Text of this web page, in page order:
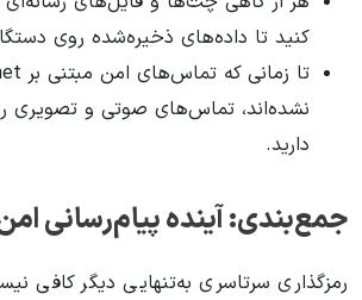
کنید تا داده‌های ذخیره‌شده روی
نشده‌اند، تماس‌های صوتی و تصویری
دارید.
جمع‌بندی: آینده پیام‌رسانی
رمزگذاری سرتاسری به‌تنهایی دیگر کافی